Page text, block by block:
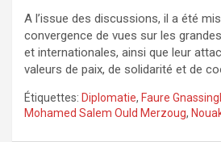
A l’issue des discussions, il a été
convergence de vues sur les
et internationales, ainsi que leur
valeurs de paix, de solidarité et de
Étiquettes: Diplomatie, Faure
Mohamed Salem Ould Merzoug,